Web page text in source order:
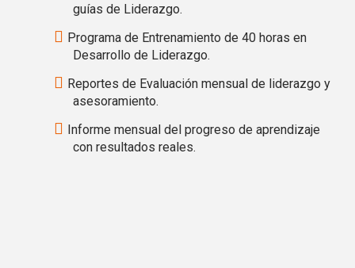
guías de Liderazgo.
Programa de Entrenamiento de 40 horas en
Desarrollo de Liderazgo.
Reportes de Evaluación mensual de liderazgo y
asesoramiento.
Informe mensual del progreso de aprendizaje
con resultados reales.